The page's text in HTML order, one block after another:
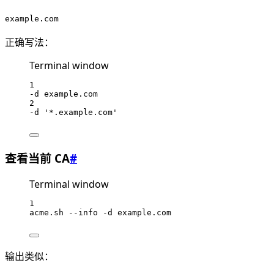
example.com
正确写法：
Terminal window
1
-d
example.com
2
-d
'*.example.com'
查看当前 CA#
Terminal window
1
acme.sh
--info -d example.com
输出类似：